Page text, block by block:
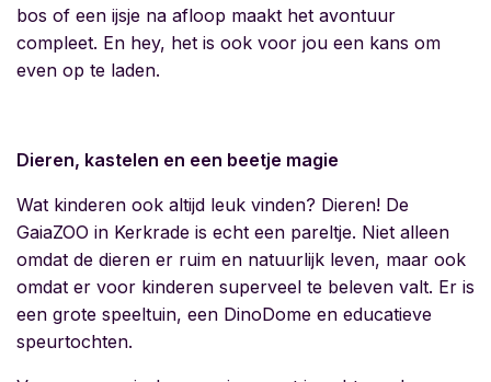
bos of een ijsje na afloop maakt het avontuur
compleet. En hey, het is ook voor jou een kans om
even op te laden.
Dieren, kastelen en een beetje magie
Wat kinderen ook altijd leuk vinden? Dieren! De
GaiaZOO in Kerkrade is echt een pareltje. Niet alleen
omdat de dieren er ruim en natuurlijk leven, maar ook
omdat er voor kinderen superveel te beleven valt. Er is
een grote speeltuin, een DinoDome en educatieve
speurtochten.